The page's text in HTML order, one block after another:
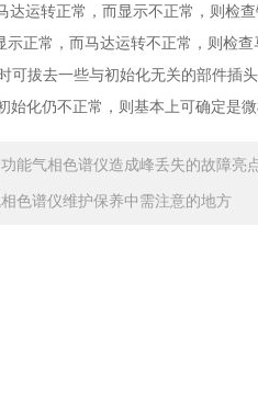
运转正常，而显示不正常，则检查
常，而马达运转不正常，则检查
拔去一些与初始化无关的部件插头
化仍不正常，则基本上可确定是微
能气相色谱仪造成峰丢失的故障亮
色谱仪维护保养中需注意的地方